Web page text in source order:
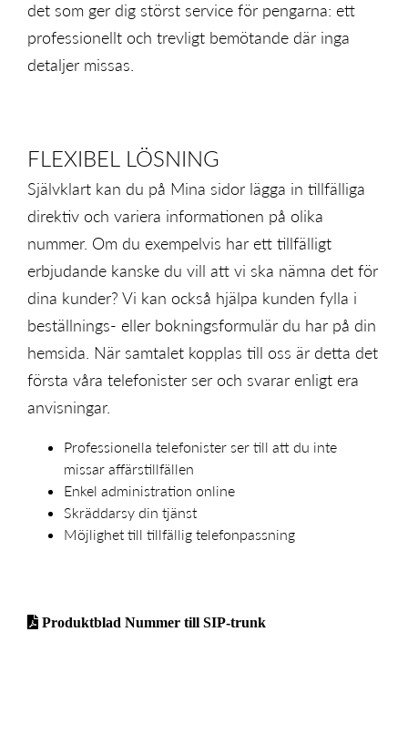
det som ger dig störst service för pengarna: ett
professionellt och trevligt bemötande där inga
detaljer missas.
FLEXIBEL LÖSNING
Självklart kan du på Mina sidor lägga in tillfälliga
direktiv och variera informationen på olika
nummer. Om du exempelvis har ett tillfälligt
erbjudande kanske du vill att vi ska nämna det för
dina kunder? Vi kan också hjälpa kunden fylla i
beställnings- eller bokningsformulär du har på din
hemsida. När samtalet kopplas till oss är detta det
första våra telefonister ser och svarar enligt era
anvisningar.
Professionella telefonister ser till att du inte
missar affärstillfällen
Enkel administration online
Skräddarsy din tjänst
Möjlighet till tillfällig telefonpassning
Produktblad Nummer till SIP-trunk